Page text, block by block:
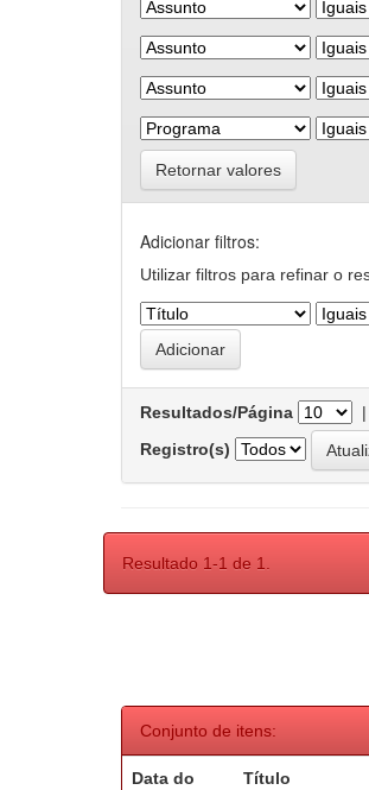
Retornar valores
Adicionar filtros:
Utilizar filtros para refinar o
Resultados/Página |
Registro(s)
Resultado 1-1 de 1.
Conjunto de itens:
Data do Título